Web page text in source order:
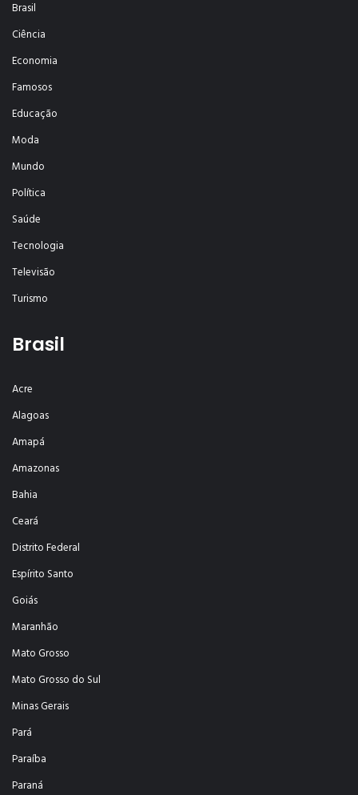
Brasil
Ciência
Economia
Famosos
Educação
Moda
Mundo
Política
Saúde
Tecnologia
Televisão
Turismo
Brasil
Acre
Alagoas
Amapá
Amazonas
Bahia
Ceará
Distrito Federal
Espírito Santo
Goiás
Maranhão
Mato Grosso
Mato Grosso do Sul
Minas Gerais
Pará
Paraíba
Paraná